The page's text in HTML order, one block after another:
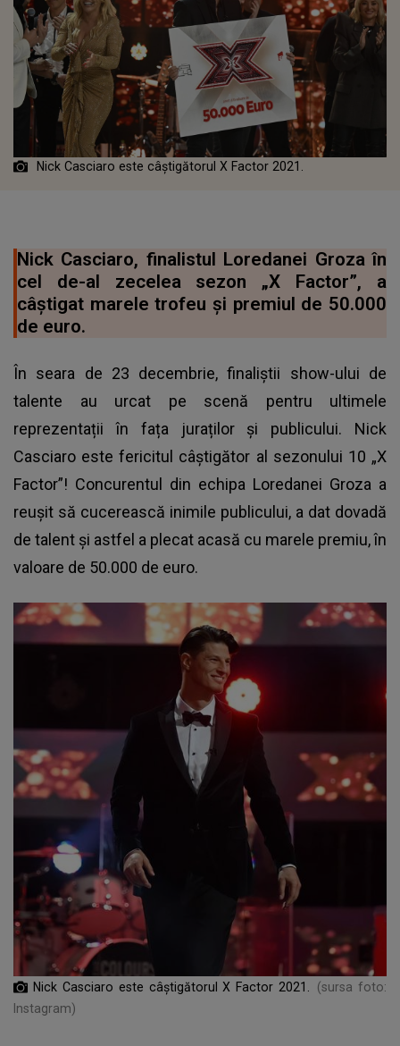
Nick Casciaro este câștigătorul X Factor 2021.
Nick Casciaro, finalistul Loredanei Groza în
cel de-al zecelea sezon „X Factor”, a
câștigat marele trofeu și premiul de 50.000
de euro.
În seara de 23 decembrie, finaliștii show-ului de
talente au urcat pe scenă pentru ultimele
reprezentații în fața juraților și publicului. Nick
Casciaro este fericitul câștigător al sezonului 10 „X
Factor”! Concurentul din echipa Loredanei Groza a
reușit să cucerească inimile publicului, a dat dovadă
de talent și astfel a plecat acasă cu marele premiu, în
valoare de 50.000 de euro.
Nick Casciaro este câștigătorul X Factor 2021.
(sursa foto:
Instagram)